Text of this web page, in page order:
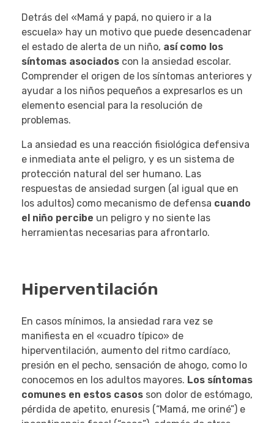
Detrás del «Mamá y papá, no quiero ir a la
escuela» hay un motivo que puede desencadenar
el estado de alerta de un niño, así como los
síntomas asociados con la ansiedad escolar.
Comprender el origen de los síntomas anteriores y
ayudar a los niños pequeños a expresarlos es un
elemento esencial para la resolución de
problemas.
La ansiedad es una reacción fisiológica defensiva
e inmediata ante el peligro, y es un sistema de
protección natural del ser humano. Las
respuestas de ansiedad surgen (al igual que en
los adultos) como mecanismo de defensa cuando
el niño percibe un peligro y no siente las
herramientas necesarias para afrontarlo.
Hiperventilación
En casos mínimos, la ansiedad rara vez se
manifiesta en el «cuadro típico» de
hiperventilación, aumento del ritmo cardíaco,
presión en el pecho, sensación de ahogo, como lo
conocemos en los adultos mayores. Los síntomas
comunes en estos casos son dolor de estómago,
pérdida de apetito, enuresis (“Mamá, me oriné”) e